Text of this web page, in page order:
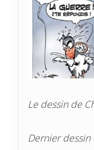
Le dessin de
Dernier